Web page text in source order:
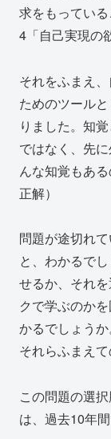
求をもってい
4「自己実現の
それをふまえ
ためのツールと
りました。知
ではなく、先
んな知覚もあ
正解）
問題が途切れ
と、わかるで
せるか、それ
クで学ぶのか
かるでしょうか
それらふまえて
この問題の選
は、過去10年